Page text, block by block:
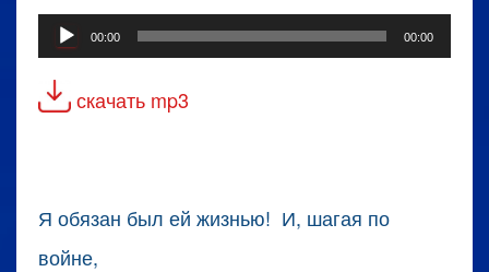
Аудиоплеер
00:00 00:00
скачать mp3
Я обязан был ей жизнью! И, шагая по
войне,